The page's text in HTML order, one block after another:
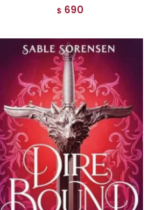
$ 690